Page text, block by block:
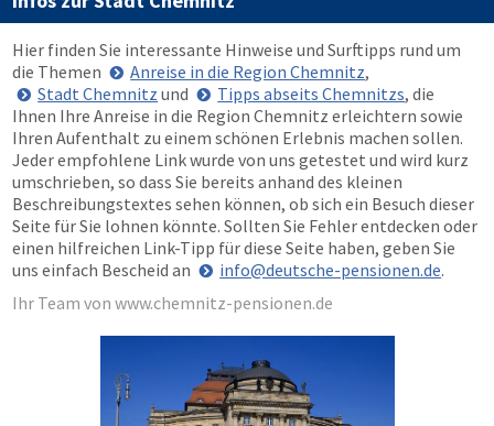
Hier finden Sie interessante Hinweise und Surftipps rund um
die Themen
Anreise in die Region Chemnitz,
Stadt Chemnitz und Tipps abseits Chemnitzs, die
Ihnen Ihre Anreise in die Region Chemnitz erleichtern sowie
Ihren Aufenthalt zu einem schönen Erlebnis machen sollen.
Jeder empfohlene Link wurde von uns getestet und wird kurz
umschrieben, so dass Sie bereits anhand des kleinen
Beschreibungstextes sehen können, ob sich ein Besuch dieser
Seite für Sie lohnen könnte. Sollten Sie Fehler entdecken oder
einen hilfreichen Link-Tipp für diese Seite haben, geben Sie
uns einfach Bescheid an
info@deutsche-pensionen.de.
Ihr Team von www.chemnitz-pensionen.de